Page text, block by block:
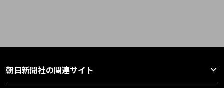
朝日新聞社の関連サイト